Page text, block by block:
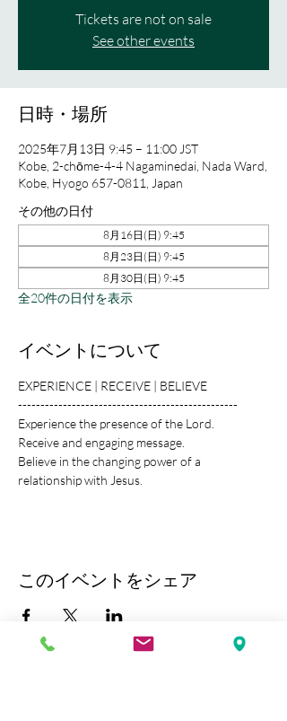
Tickets are not on sale
See other events
日時・場所
2025年7月13日 9:45 – 11:00 JST
Kobe, 2-chōme-4-4 Nagaminedai, Nada Ward,
Kobe, Hyogo 657-0811, Japan
その他の日付
8月16日(日) 9:45
8月23日(日) 9:45
8月30日(日) 9:45
全20件の日付を表示
イベントについて
EXPERIENCE | RECEIVE | BELIEVE
-------------------------------------------------
Experience the presence of the Lord.
Receive and engaging message.
Believe in the changing power of a
relationship with Jesus.
このイベントをシェア